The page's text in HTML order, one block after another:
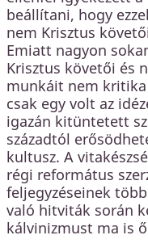
beállítani, hogy
nem Krisztus
Emiatt nagyon
Krisztus követői és
munkáit nem
csak egy volt az
igazán kitüntetett
századtól
kultusz. A
régi református
feljegyzéseinek
való hitviták során
kálvinizmust ma is